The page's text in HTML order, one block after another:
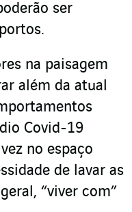
ser
na paisagem
além da atual
Covid-19
no espaço
de lavar as
“viver com”